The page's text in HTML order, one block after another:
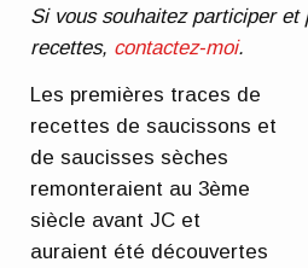
Si vous souhaitez participer et
recettes, contactez-moi.
Les premières traces de
recettes de saucissons et
de saucisses sèches
remonteraient au 3ème
siècle avant JC et
auraient été découvertes